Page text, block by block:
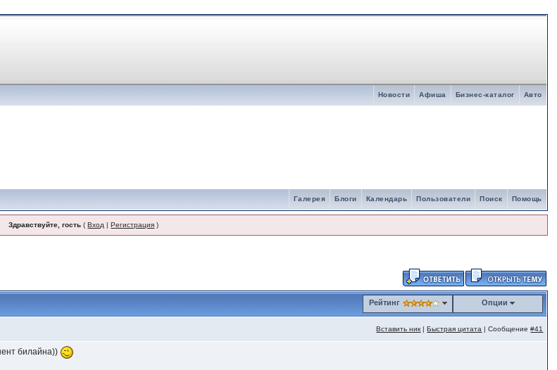
Авто
Бизнес-каталог
Афиша
Новости
Помощь
Поиск
Пользователи
Календарь
Блоги
Галерея
Здравствуйте, гость (Вход |Регистрация )
Рейтинг Опции
Вставить ник |Быстрая цитата | Сообщение#41
билайна))